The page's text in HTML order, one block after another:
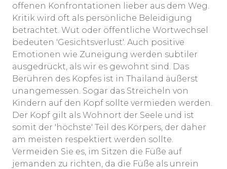
offenen Konfrontationen lieber aus dem Weg.
Kritik wird oft als persönliche Beleidigung
betrachtet. Wut oder öffentliche Wortwechsel
bedeuten 'Gesichtsverlust'. Auch positive
Emotionen wie Zuneigung werden subtiler
ausgedrückt, als wir es gewohnt sind. Das
Berühren des Kopfes ist in Thailand äußerst
unangemessen. Sogar das Streicheln von
Kindern auf den Kopf sollte vermieden werden.
Der Kopf gilt als Wohnort der Seele und ist
somit der 'höchste' Teil des Körpers, der daher
am meisten respektiert werden sollte.
Vermeiden Sie es, im Sitzen die Füße auf
jemanden zu richten, da die Füße als unrein